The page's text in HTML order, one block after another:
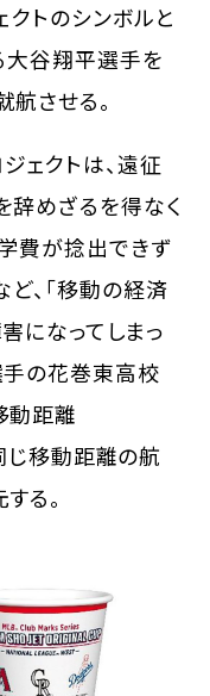
クトのシンボルと
大谷翔平選手を
させる。
ェクトは、遠征
めざるを得なく
費が捻出できず
、「移動の経済
になってしまっ
の花巻東高校
動距離
移動距離の航
る。